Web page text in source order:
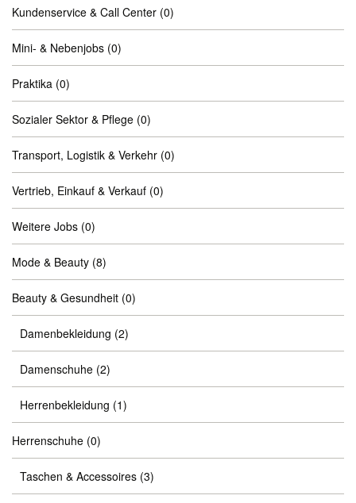
Kundenservice & Call Center (0)
Mini- & Nebenjobs (0)
Praktika (0)
Sozialer Sektor & Pflege (0)
Transport, Logistik & Verkehr (0)
Vertrieb, Einkauf & Verkauf (0)
Weitere Jobs (0)
Mode & Beauty (8)
Beauty & Gesundheit (0)
Damenbekleidung (2)
Damenschuhe (2)
Herrenbekleidung (1)
Herrenschuhe (0)
Taschen & Accessoires (3)